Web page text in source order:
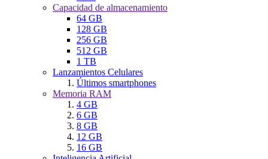
Capacidad de almacenamiento
64 GB
128 GB
256 GB
512 GB
1 TB
Lanzamientos Celulares
Últimos smartphones
Memoria RAM
4 GB
6 GB
8 GB
12 GB
16 GB